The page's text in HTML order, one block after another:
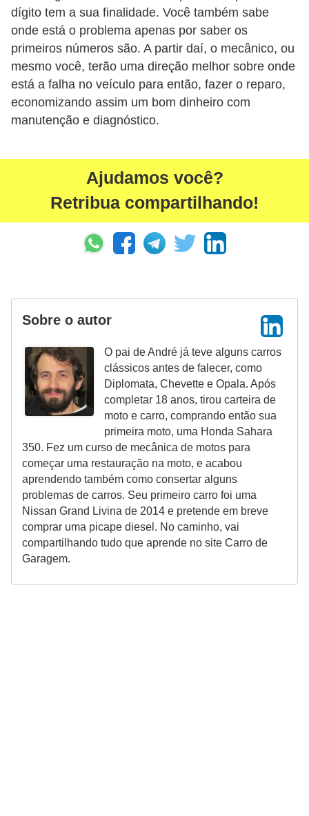
dígito tem a sua finalidade. Você também sabe
onde está o problema apenas por saber os
primeiros números são. A partir daí, o mecânico, ou
mesmo você, terão uma direção melhor sobre onde
está a falha no veículo para então, fazer o reparo,
economizando assim um bom dinheiro com
manutenção e diagnóstico.
Ajudamos você?
Retribua compartilhando!
Sobre o autor
O pai de André já teve alguns carros
clássicos antes de falecer, como
Diplomata, Chevette e Opala. Após
completar 18 anos, tirou carteira de
moto e carro, comprando então sua
primeira moto, uma Honda Sahara
350. Fez um curso de mecânica de motos para
começar uma restauração na moto, e acabou
aprendendo também como consertar alguns
problemas de carros. Seu primeiro carro foi uma
Nissan Grand Livina de 2014 e pretende em breve
comprar uma picape diesel. No caminho, vai
compartilhando tudo que aprende no site Carro de
Garagem.